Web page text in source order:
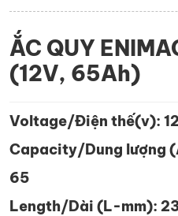
ẮC QUY
(12V, 65Ah)
Voltage/Điện thế(v): 12
Capacity/Dung lượng
65
Length/Dài (L-mm):